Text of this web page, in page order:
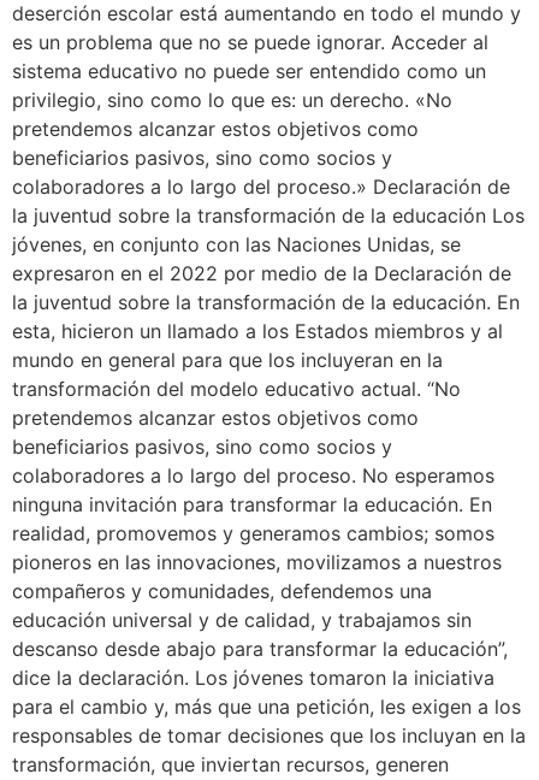
deserción escolar está aumentando en todo el mundo y
es un problema que no se puede ignorar. Acceder al
sistema educativo no puede ser entendido como un
privilegio, sino como lo que es: un derecho. «No
pretendemos alcanzar estos objetivos como
beneficiarios pasivos, sino como socios y
colaboradores a lo largo del proceso.» Declaración de
la juventud sobre la transformación de la educación Los
jóvenes, en conjunto con las Naciones Unidas, se
expresaron en el 2022 por medio de la Declaración de
la juventud sobre la transformación de la educación. En
esta, hicieron un llamado a los Estados miembros y al
mundo en general para que los incluyeran en la
transformación del modelo educativo actual. “No
pretendemos alcanzar estos objetivos como
beneficiarios pasivos, sino como socios y
colaboradores a lo largo del proceso. No esperamos
ninguna invitación para transformar la educación. En
realidad, promovemos y generamos cambios; somos
pioneros en las innovaciones, movilizamos a nuestros
compañeros y comunidades, defendemos una
educación universal y de calidad, y trabajamos sin
descanso desde abajo para transformar la educación”,
dice la declaración. Los jóvenes tomaron la iniciativa
para el cambio y, más que una petición, les exigen a los
responsables de tomar decisiones que los incluyan en la
transformación, que inviertan recursos, generen